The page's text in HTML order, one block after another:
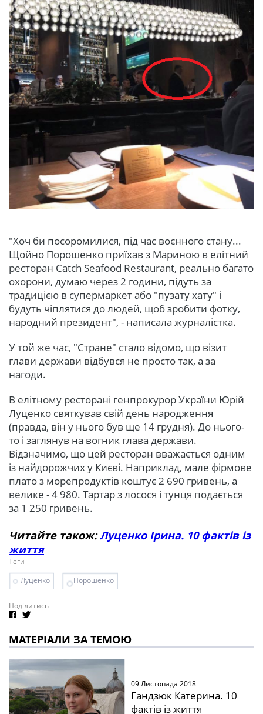
"Хоч би посоромилися, під час воєнного стану...
Щойно Порошенко приїхав з Мариною в елітний
ресторан Catch Seafood Restaurant, реально багато
охорони, думаю через 2 години, підуть за
традицією в супермаркет або "пузату хату" і
будуть чіплятися до людей, щоб зробити фотку,
народний президент", - написала журналістка.
У той же час, "Стране" стало відомо, що візит
глави держави відбувся не просто так, а за
нагоди.
В елітному ресторані генпрокурор України Юрій
Луценко святкував свій день народження
(правда, він у нього був ще 14 грудня). До нього-
то і заглянув на вогник глава держави.
Відзначимо, що цей ресторан вважається одним
із найдорожчих у Києві. Наприклад, мале фірмове
плато з морепродуктів коштує 2 690 гривень, а
велике - 4 980. Тартар з лосося і тунця подається
за 1 250 гривень.
Читайте також:Луценко Ірина. 10 фактів із
життя
Теги
Луценко
Порошенко
Поділитись
МАТЕРІАЛИ ЗА ТЕМОЮ
09 Листопада 2018
Гандзюк Катерина. 10
фактів із життя